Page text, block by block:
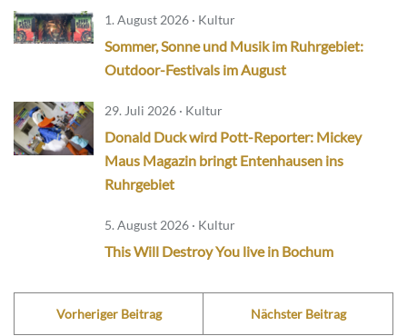
1. August 2026 · Kultur
Sommer, Sonne und Musik im Ruhrgebiet:
Outdoor-Festivals im August
29. Juli 2026 · Kultur
Donald Duck wird Pott-Reporter: Mickey
Maus Magazin bringt Entenhausen ins
Ruhrgebiet
5. August 2026 · Kultur
This Will Destroy You live in Bochum
Vorheriger Beitrag Nächster Beitrag